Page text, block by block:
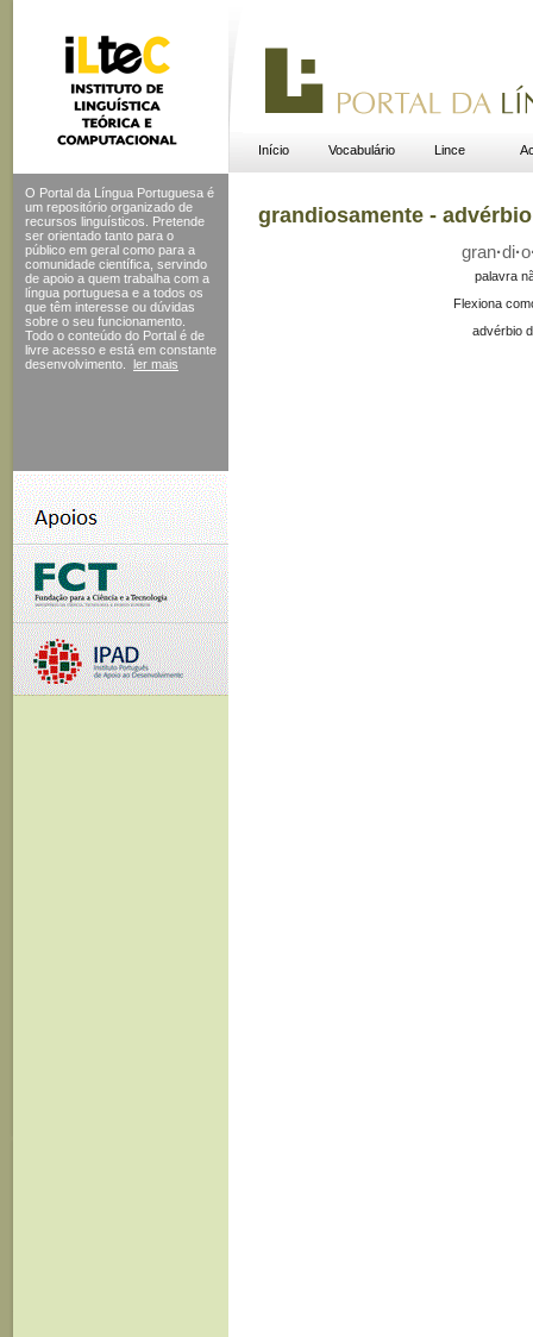
Início Vocabulário Lince
O Portal da Língua Portuguesa é
um repositório organizado de
recursos linguísticos. Pretende
ser orientado tanto para o
público em geral como para a
comunidade científica, servindo
de apoio a quem trabalha com a
língua portuguesa e a todos os
que têm interesse ou dúvidas
sobre o seu funcionamento.
Todo o conteúdo do Portal é de
livre acesso e está em constante
desenvolvimento.
ler mais
grandiosamente - advérbio
gran·di·o
palavra
Flexiona
advérbio